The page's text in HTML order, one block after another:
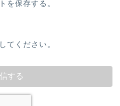
を保存する。
てください。